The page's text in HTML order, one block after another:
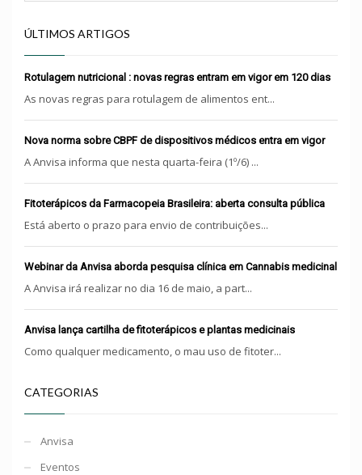
ÚLTIMOS ARTIGOS
Rotulagem nutricional : novas regras entram em vigor em 120 dias
As novas regras para rotulagem de alimentos ent...
Nova norma sobre CBPF de dispositivos médicos entra em vigor
A Anvisa informa que nesta quarta-feira (1º/6) ...
Fitoterápicos da Farmacopeia Brasileira: aberta consulta pública
Está aberto o prazo para envio de contribuições...
Webinar da Anvisa aborda pesquisa clínica em Cannabis medicinal
A Anvisa irá realizar no dia 16 de maio, a part...
Anvisa lança cartilha de fitoterápicos e plantas medicinais
Como qualquer medicamento, o mau uso de fitoter...
CATEGORIAS
Anvisa
Eventos